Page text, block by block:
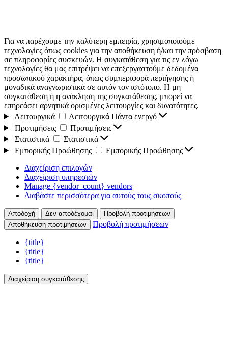
Για να παρέχουμε την καλύτερη εμπειρία, χρησιμοποιούμε
τεχνολογίες όπως cookies για την αποθήκευση ή/και την πρόσβαση
σε πληροφορίες συσκευών. Η συγκατάθεση για τις εν λόγω
τεχνολογίες θα μας επιτρέψει να επεξεργαστούμε δεδομένα
προσωπικού χαρακτήρα, όπως συμπεριφορά περιήγησης ή
μοναδικά αναγνωριστικά σε αυτόν τον ιστότοπο. Η μη
συγκατάθεση ή η ανάκληση της συγκατάθεσης, μπορεί να
επηρεάσει αρνητικά ορισμένες λειτουργίες και δυνατότητες.
Λειτουργικά
Λειτουργικά Πάντα ενεργό
Προτιμήσεις
Προτιμήσεις
Στατιστικά
Στατιστικά
Εμπορικής Προώθησης
Εμπορικής Προώθησης
Διαχείριση επιλογών
Διαχείριση υπηρεσιών
Manage {vendor_count} vendors
Διαβάστε περισσότερα για αυτούς τους σκοπούς
Αποδοχή Δεν αποδέχομαι
Προβολή προτιμήσεων
Αποθήκευση προτιμήσεων
Προβολή προτιμήσεων
{title}
{title}
{title}
Διαχείριση συγκατάθεσης